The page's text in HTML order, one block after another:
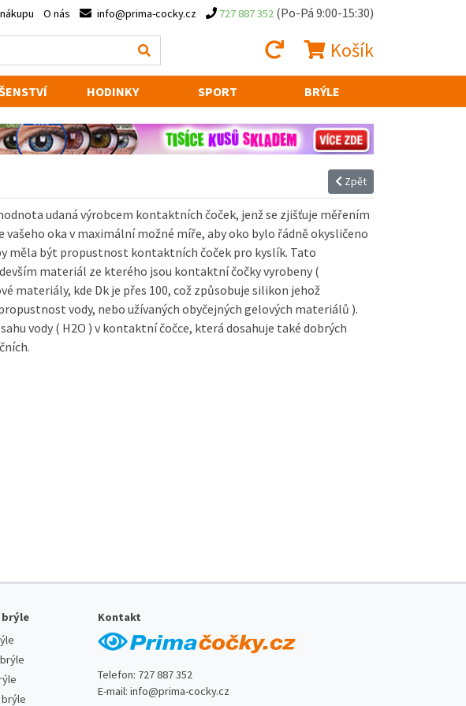
O nás info@prima-cocky.cz 727 887 352 (Po-Pá 9:00-15:30)
Košík
HODINKY SPORT BRÝLE
Zpět
udaná výrobcem kontaktních čoček, jenž se zjišťuje měřením
oka v maximální možné míře, aby oko bylo řádně okysličeno
měla být propustnost kontaktních čoček pro kyslík. Tato
materiál ze kterého jsou kontaktní čočky vyrobeny (
materiály, kde Dk je přes 100, což způsobuje silikon jehož
vody, nebo užívaných obyčejných gelových materiálů ).
vody ( H2O ) v kontaktní čočce, která dosahuje také dobrých
brýle
Kontakt
Telefon: 727 887 352
E-mail: info@prima-cocky.cz